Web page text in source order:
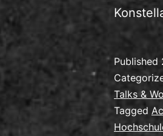
Published
Talks &
Tagged